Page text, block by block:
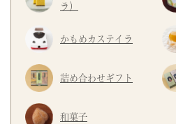
ラ）
かもめカステイラ
詰め合わせギフト
和菓子